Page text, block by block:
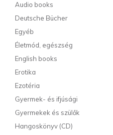
Audio books
Deutsche Bücher
Egyéb
Életmód, egészség
English books
Erotika
Ezotéria
Gyermek- és ifjúsági
Gyermekek és szülők
Hangoskönyv (CD)